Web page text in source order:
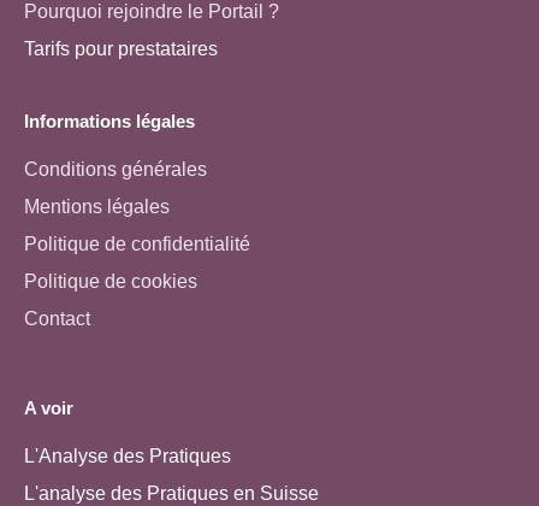
Pourquoi rejoindre le Portail ?
Tarifs pour prestataires
Informations légales
Conditions générales
Mentions légales
Politique de confidentialité
Politique de cookies
Contact
A voir
L'Analyse des Pratiques
L'analyse des Pratiques en Suisse